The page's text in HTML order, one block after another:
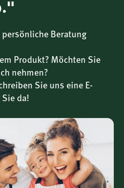
Q10-Form
bei täglicher
nach Pure-Standard
Beratung
Produkt? Möchten Sie
nehmen?
Sie uns eine E-
da!